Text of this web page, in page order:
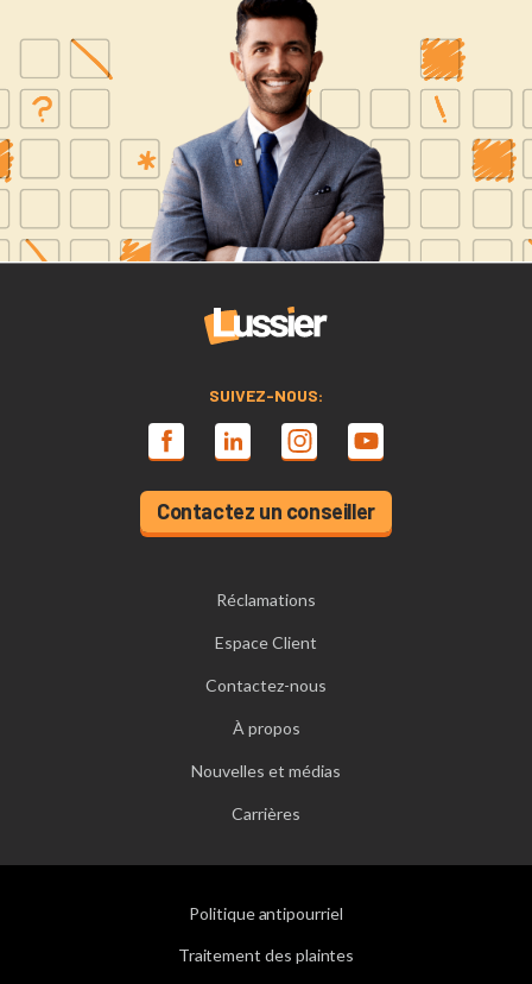
SUIVEZ-NOUS:
Contactez un conseiller
Réclamations
Espace Client
Contactez-nous
À propos
Nouvelles et médias
Carrières
Politique antipourriel
Traitement des plaintes